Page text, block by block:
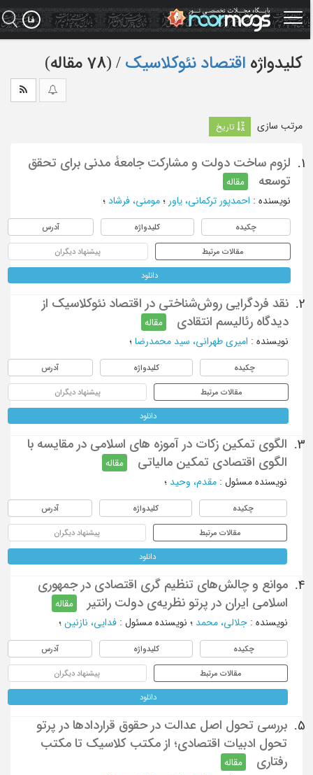
کلیدواژه اقتصاد نئوکلاسیک ‏/ (78 مقاله)
مرتب سازی تاریخ
1.
لزوم ساخت دولت و مشارکت جامعۀ مدنی برای تحقق
توسعه
مقاله
نویسنده: احمدپور ترکمانی، یاور؛ مومنی، فرشاد؛
چکیده کلیدواژه آدرس
مقالات مرتبط پیشنهاد دیگران
دانلود
2.
نقد فردگرایی روش‌شناختی در اقتصاد نئوکلاسیک از
دیدگاه رئالیسم انتقادی
مقاله
نویسنده: امیری طهرانی، سید محمدرضا؛
چکیده کلیدواژه آدرس
مقالات مرتبط پیشنهاد دیگران
دانلود
3.
الگوی تمکین زکات در آموزه های اسلامی در مقایسه با
الگوی اقتصادی تمکین مالیاتی
مقاله
نویسنده مسئول : مقدم، وحید؛
چکیده کلیدواژه آدرس
مقالات مرتبط پیشنهاد دیگران
دانلود
4.
موانع و چالش‌های تنظیم ‌گری اقتصادی در جمهوری
اسلامی ایران در پرتو نظریه‌ی دولت رانتیر
مقاله
نویسنده: جلالی، محمد؛ نویسنده مسئول : فدایی، نازنین؛
چکیده کلیدواژه آدرس
مقالات مرتبط پیشنهاد دیگران
دانلود
5.
بررسی تحول اصل عدالت در حقوق قراردادها در پرتو
تحول ادبیات اقتصادی؛ از مکتب کلاسیک تا مکتب
رفتاری
مقاله